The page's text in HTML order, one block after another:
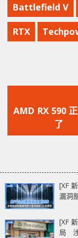
Battlefield V
RTX
一
篇
文
AMD RX 590
了
[XF
漏洞
[XF
局